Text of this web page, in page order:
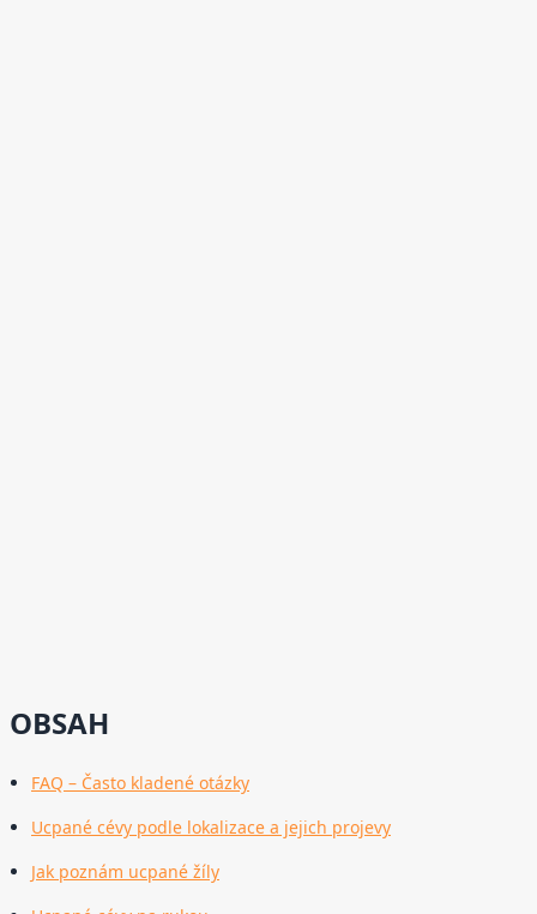
OBSAH
FAQ – Často kladené otázky
Ucpané cévy podle lokalizace a jejich projevy
Jak poznám ucpané žíly